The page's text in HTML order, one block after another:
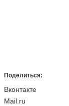
Поделиться:
Вконтакте
Mail.ru